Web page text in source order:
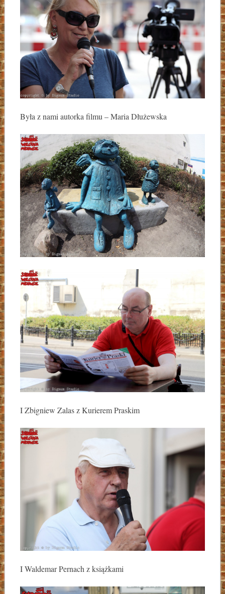
Była z nami autorka filmu – Maria Dłużewska
I Zbigniew Zalas z Kurierem Praskim
I Waldemar Pernach z książkami